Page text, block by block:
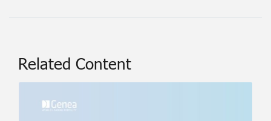
Related Content